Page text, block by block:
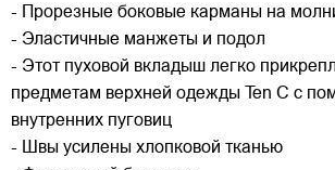
- Прорезные боковые карманы на
- Эластичные манжеты и подол
- Этот пуховой вкладыш легко
предметам верхней одежды Ten C с
внутренних пуговиц
- Швы усилены хлопковой тканью